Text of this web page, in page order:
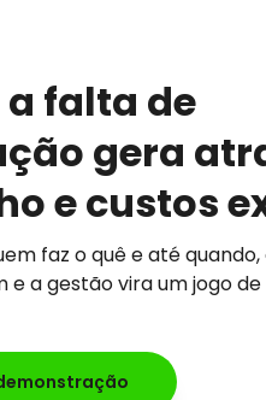
a falta de
gera
e custos
faz o quê e até quando,
e a gestão vira um jogo de